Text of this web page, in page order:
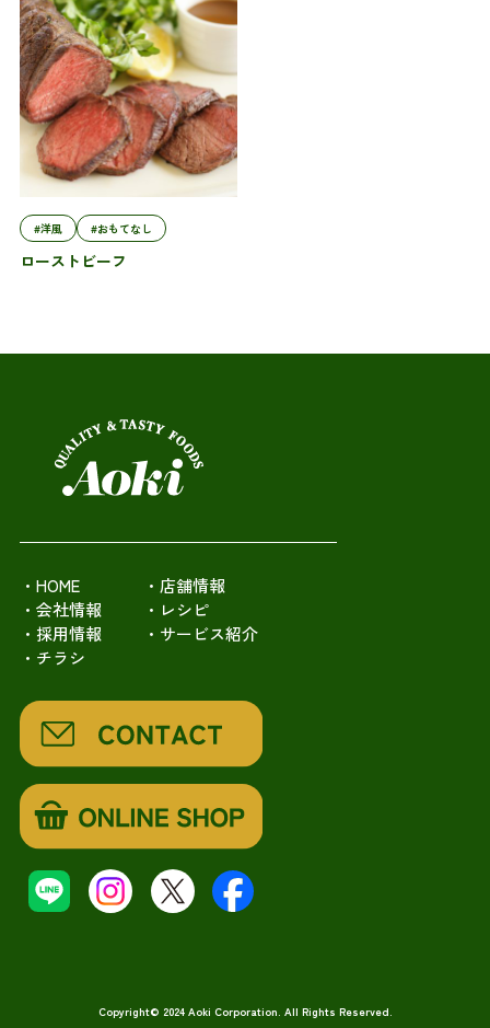
#洋風 #おもてなし
ローストビーフ
・HOME
・店舗情報
・会社情報
・レシピ
・採用情報
・サービス紹介
・チラシ
Copyright© 2024 Aoki Corporation. All Rights Reserved.